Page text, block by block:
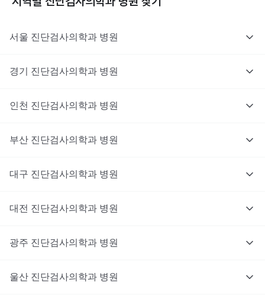
서울 진단검사의학과 병원
경기 진단검사의학과 병원
인천 진단검사의학과 병원
부산 진단검사의학과 병원
대구 진단검사의학과 병원
대전 진단검사의학과 병원
광주 진단검사의학과 병원
울산 진단검사의학과 병원